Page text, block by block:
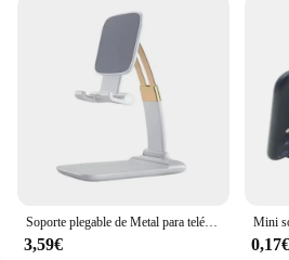
Soporte plegable de Metal para teléfono móvil, soporte para iPad, iPhone 15, 14, 13, 12, tableta, escritorio, soporte para teléfono móvil
3,59€ 0,17€